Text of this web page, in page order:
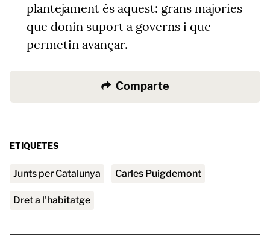
plantejament és aquest: grans majories
que donin suport a governs i que
permetin avançar.
Comparte
ETIQUETES
Junts per Catalunya Carles Puigdemont
Dret a l'habitatge